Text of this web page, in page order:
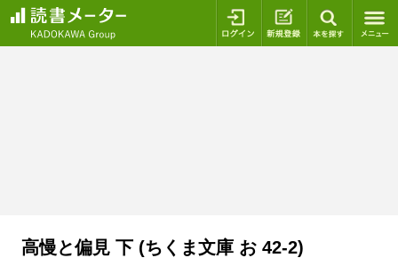
ログイン 新規登録
高慢と偏見 下 (ちくま文庫 お 42-2)